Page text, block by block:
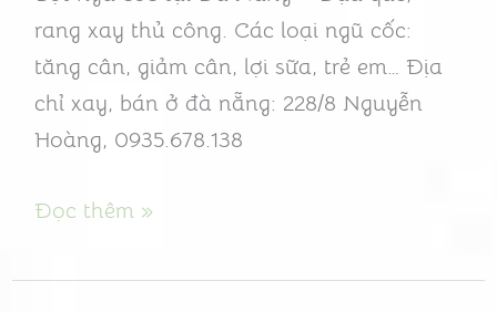
rang xay thủ công. Các loại ngũ cốc:
tăng cân, giảm cân, lợi sữa, trẻ em… Địa
chỉ xay, bán ở đà nẵng: 228/8 Nguyễn
Hoàng, 0935.678.138
mộc
Đọc thêm »